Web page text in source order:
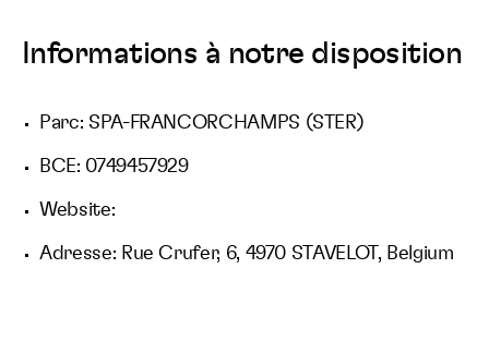
Informations à notre disposition
Parc: SPA-FRANCORCHAMPS (STER)
BCE: 0749457929
Website:
Adresse: Rue Crufer, 6, 4970 STAVELOT, Belgium